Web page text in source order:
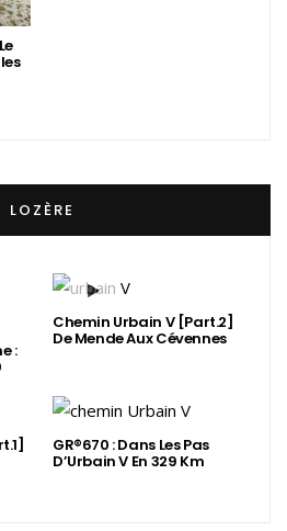
LOZÈRE
:
Chemin Urbain V [Part.2]
De Mende Aux Cévennes
GR®670 : Dans Les Pas
D’Urbain V En 329 Km